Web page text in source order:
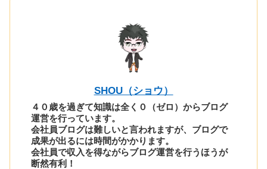
SHOU（ショウ）
４０歳を過ぎて知識は全く０（ゼロ）からブログ
運営を行っています。
会社員ブログは難しいと言われますが、ブログで
成果が出るには時間がかかります。
会社員で収入を得ながらブログ運営を行うほうが
断然有利！